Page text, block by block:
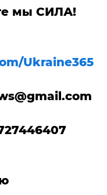
мы СИЛА!
Ukraine365